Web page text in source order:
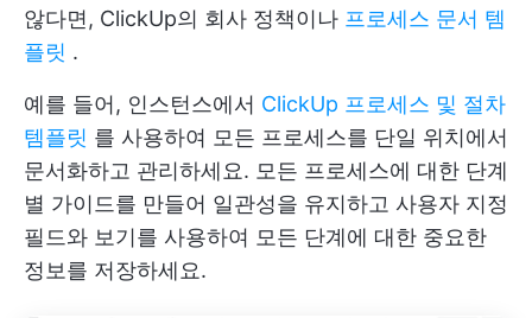
않다면, ClickUp의 회사 정책이나 프로세스 문서 템
플릿 .
예를 들어, 인스턴스에서 ClickUp 프로세스 및 절차
템플릿 를 사용하여 모든 프로세스를 단일 위치에서
문서화하고 관리하세요. 모든 프로세스에 대한 단계
별 가이드를 만들어 일관성을 유지하고 사용자 지정
필드와 보기를 사용하여 모든 단계에 대한 중요한
정보를 저장하세요.